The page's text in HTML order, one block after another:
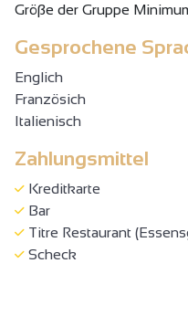
Gröβe der Gruppe
Gesprochene
Englich
Französich
Italienisch
Zahlungsmittel
Kreditkarte
Bar
Titre Restaurant
Scheck